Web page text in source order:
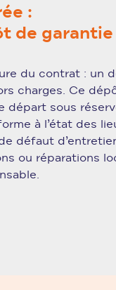
:
de garantie
du contrat : un
charges. Ce
départ sous
à l’état des
défaut
ou réparations